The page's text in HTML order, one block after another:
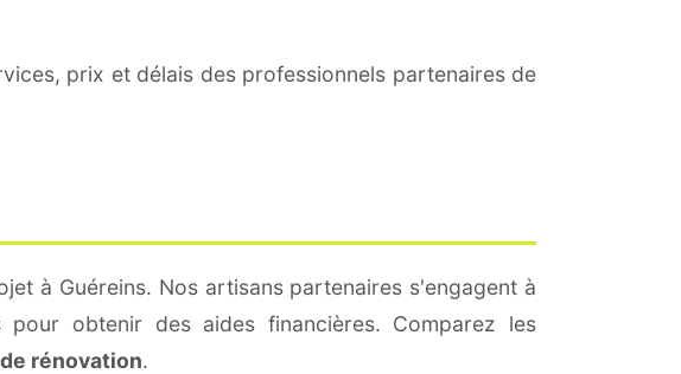
prix et délais des professionnels partenaires de
à Guéreins. Nos artisans partenaires s'engagent à
obtenir des aides financières. Comparez les
rénovation.